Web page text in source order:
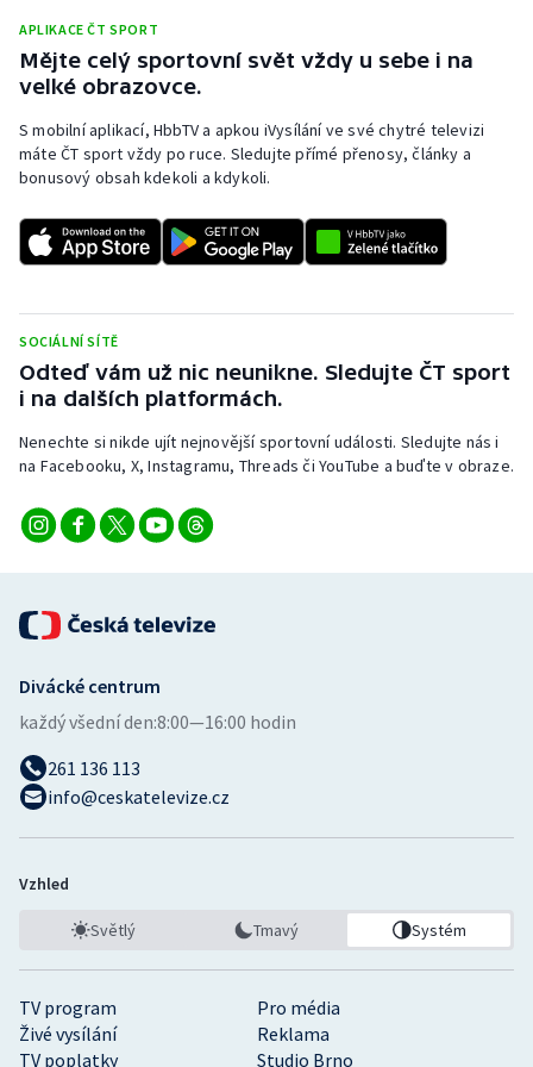
APLIKACE ČT SPORT
Mějte celý sportovní svět vždy u sebe i na
velké obrazovce.
S mobilní aplikací, HbbTV a apkou iVysílání ve své chytré televizi
máte ČT sport vždy po ruce. Sledujte přímé přenosy, články a
bonusový obsah kdekoli a kdykoli.
SOCIÁLNÍ SÍTĚ
Odteď vám už nic neunikne. Sledujte ČT sport
i na dalších platformách.
Nenechte si nikde ujít nejnovější sportovní události. Sledujte nás i
na Facebooku, X, Instagramu, Threads či YouTube a buďte v obraze.
TV program
Pro média
Živé vysílání
Reklama
TV poplatky
Studio Brno
Divácké centrum
každý všední den:8:00—16:00 hodin
261 136 113
info@ceskatelevize.cz
Vzhled
Světlý Tmavý Systém